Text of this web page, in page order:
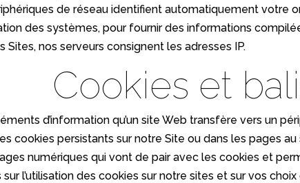
de réseau identifient automatiquement votre
des systèmes, pour fournir des informations
Sites, nos serveurs consignent les adresses IP.
Cookies et
d’information qu’un site Web transfère vers un
cookies persistants sur notre Site ou dans les pages
numériques qui vont de pair avec les cookies et
sur l’utilisation des cookies sur notre sites et sur vos